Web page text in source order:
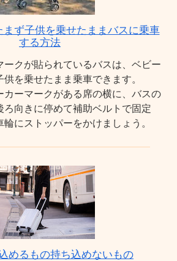
ず子供を乗せたままバスに乗車
する方法
ークが貼られているバスは、ベビー
を乗せたまま乗車できます。
カーマークがある席の横に、バスの
ろ向きに停めて補助ベルトで固定
にストッパーをかけましょう。
めるもの持ち込めないもの